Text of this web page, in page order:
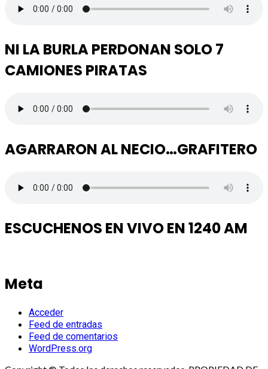
NI LA BURLA PERDONAN SOLO 7
CAMIONES PIRATAS
AGARRARON AL NECIO…GRAFITERO
ESCUCHENOS EN VIVO EN 1240 AM
Meta
Acceder
Feed de entradas
Feed de comentarios
WordPress.org